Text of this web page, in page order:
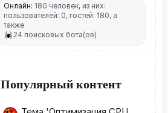
Онлайн: 180 человек, из них:
пользователей: 0, гостей: 180, а
также
24 поисковых бота(ов)
Популярный контент